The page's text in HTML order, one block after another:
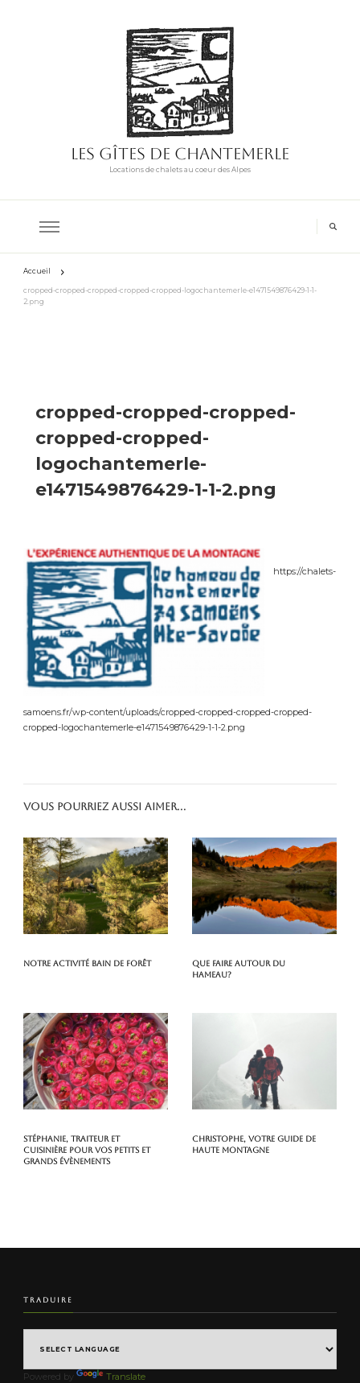
Les Gîtes de Chantemerle
Locations de chalets au coeur des Alpes
Accueil
cropped-cropped-cropped-cropped-cropped-logochantemerle-e1471549876429-1-1-
2.png
cropped-cropped-cropped-
cropped-cropped-
logochantemerle-
e1471549876429-1-1-2.png
https://chalets-
samoens.fr/wp-content/uploads/cropped-cropped-cropped-cropped-
cropped-logochantemerle-e1471549876429-1-1-2.png
Vous pourriez aussi aimer...
Notre activité Bain de Forêt
Que faire autour du
hameau?
Stéphanie, traiteur et
cuisinière pour vos petits et
grands évènements
Christophe, votre guide de
haute montagne
TRADUIRE
Powered by Translate